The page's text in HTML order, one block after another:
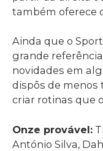
também oferece
Ainda que o
grande
novidades em
dispôs de menos
criar rotinas que
Onze provável:
António Silva,